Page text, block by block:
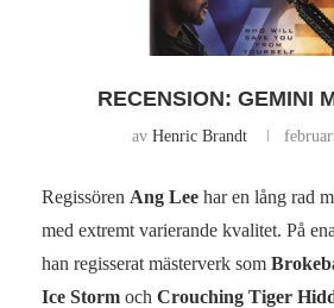
RECENSION: GEMINI
av Henric Brandt
Regissören Ang Lee har en lång rad
med extremt varierande kvalitet. På
han regisserat mästerverk som
Ice Storm och Crouching Tiger